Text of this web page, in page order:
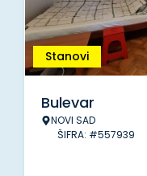
Stanovi
Bulevar
NOVI SAD
ŠIFRA: #557939